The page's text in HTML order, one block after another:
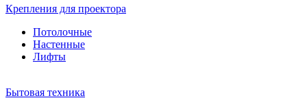
Крепления для проектора
Потолочные
Настенные
Лифты
Бытовая техника